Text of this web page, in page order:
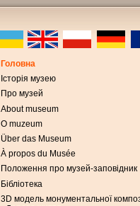
Головна
Історія музею
Про музей
About museum
O muzeum
Über das Museum
À propos du Musée
Положення про музей-заповідник
Бібліотека
3D модель монументальної